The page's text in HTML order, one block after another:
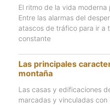
El ritmo de la vida moderna
Entre las alarmas del
atascos de tráfico para ir a
constante
Las principales
montaña
Las casas y edificaciones
marcadas y vinculadas